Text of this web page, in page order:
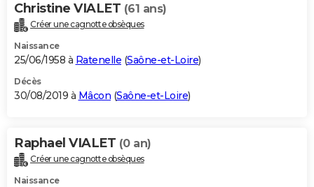
Christine VIALET (61 ans)
Créer une cagnotte obsèques
Naissance
25/06/1958 à Ratenelle (Saône-et-Loire)
Décès
30/08/2019 à Mâcon (Saône-et-Loire)
Raphael VIALET (0 an)
Créer une cagnotte obsèques
Naissance